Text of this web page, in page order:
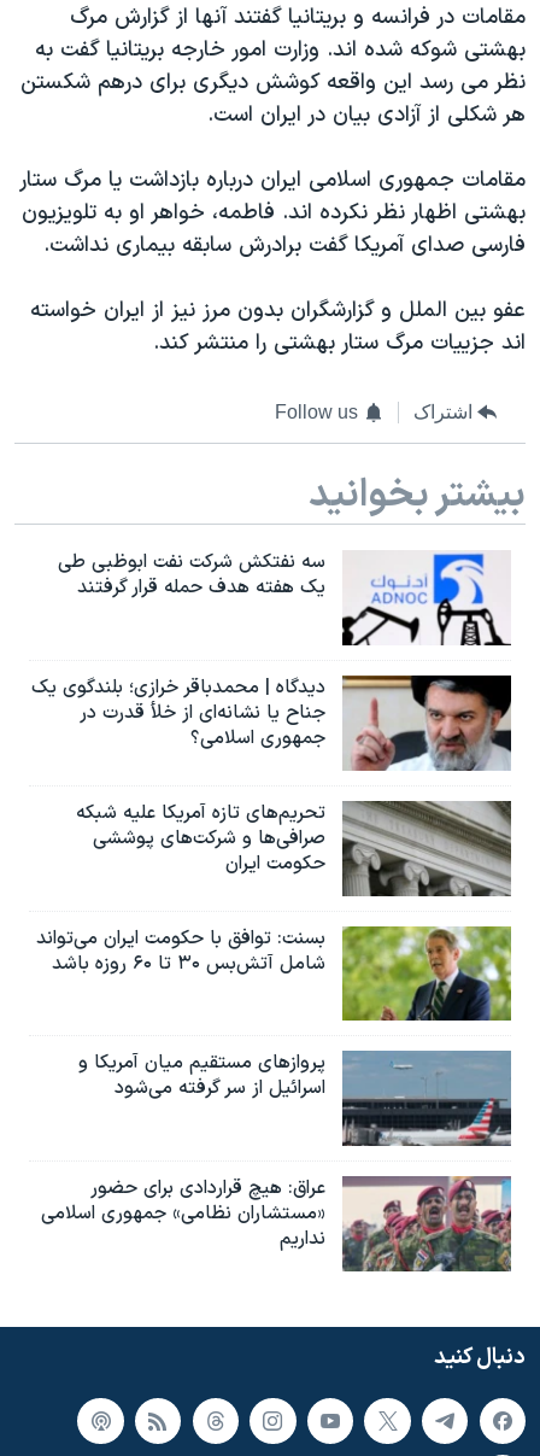
سفر پرزیدنت ترامپ به چین
مقامات در فرانسه و بریتانیا گفتند آنها از گزارش مرگ
بهشتی شوکه شده اند. وزارت امور خارجه بریتانیا گفت به
نظر می رسد این واقعه کوشش دیگری برای درهم شکستن
هر شکلی از آزادی بیان در ایران است.
مقامات جمهوری اسلامی ایران درباره بازداشت یا مرگ ستار
بهشتی اظهار نظر نکرده اند. فاطمه، خواهر او به تلویزیون
فارسی صدای آمریکا گفت برادرش سابقه بیماری نداشت.
عفو بین الملل و گزارشگران بدون مرز نیز از ایران خواسته
اند جزییات مرگ ستار بهشتی را منتشر کند.
اشتراک Follow us
بیشتر بخوانید
سه نفتکش شرکت نفت ابوظبی طی
یک هفته هدف حمله قرار گرفتند
دیدگاه | محمدباقر خرازی؛ بلندگوی یک
جناح یا نشانه‌ای از خلأ قدرت در
جمهوری اسلامی؟
تحریم‌های تازه آمریکا علیه شبکه
صرافی‌ها و شرکت‌های پوششی
حکومت ایران
بسنت: توافق با حکومت ایران می‌تواند
شامل آتش‌بس ۳۰ تا ۶۰ روزه باشد
پروازهای مستقیم میان آمریکا و
اسرائیل از سر گرفته می‌شود
عراق: هیچ قراردادی برای حضور
«مستشاران نظامی» جمهوری اسلامی
نداریم
دنبال کنید